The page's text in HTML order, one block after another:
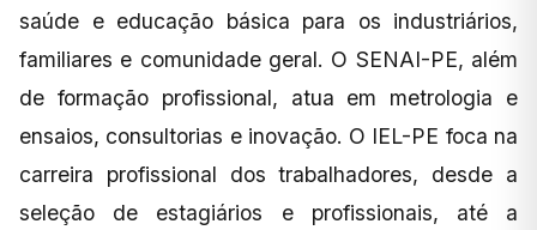
saúde e educação básica para os industriários,
familiares e comunidade geral. O SENAI-PE, além
de formação profissional, atua em metrologia e
ensaios, consultorias e inovação. O IEL-PE foca na
carreira profissional dos trabalhadores, desde a
seleção de estagiários e profissionais, até a